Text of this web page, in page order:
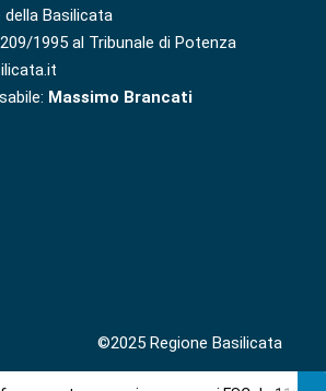
della Basilicata
1995 al Tribunale di Potenza
Massimo Brancati
©2025 Regione Basilicata